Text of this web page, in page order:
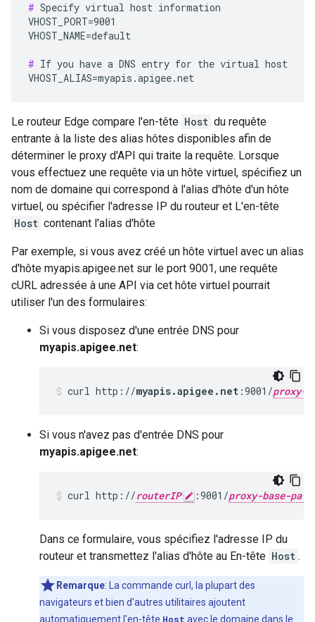
# Specify virtual host information
VHOST_PORT=9001
VHOST_NAME=default
# If you have a DNS entry for the virtual host
VHOST_ALIAS=myapis.apigee.net
Le routeur Edge compare l'en-tête Host du requête
entrante à la liste des alias hôtes disponibles afin de
déterminer le proxy d'API qui traite la requête. Lorsque
vous effectuez une requête via un hôte virtuel, spécifiez un
nom de domaine qui correspond à l'alias d'hôte d'un hôte
virtuel, ou spécifier l'adresse IP du routeur et L'en-tête
Host contenant l'alias d'hôte
Par exemple, si vous avez créé un hôte virtuel avec un alias
d'hôte myapis.apigee.net sur le port 9001, une requête
cURL adressée à une API via cet hôte virtuel pourrait
utiliser l'un des formulaires:
Si vous disposez d'une entrée DNS pour
myapis.apigee.net:
curl http://myapis.apigee.net :9001/proxy-
Si vous n'avez pas d'entrée DNS pour
myapis.apigee.net:
curl http://routerIP :9001/proxy-base-path
Dans ce formulaire, vous spécifiez l'adresse IP du
routeur et transmettez l'alias d'hôte au En-tête Host .
Remarque: La commande curl, la plupart des
navigateurs et bien d'autres utilitaires ajoutent
automatiquement l'en-tête Host avec le domaine dans le